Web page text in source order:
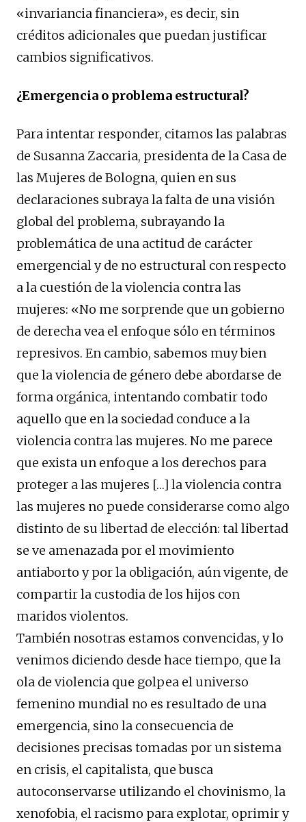
«invariancia financiera», es decir, sin
créditos adicionales que puedan justificar
cambios significativos.
¿Emergencia o problema estructural?
Para intentar responder, citamos las palabras
de Susanna Zaccaria, presidenta de la Casa de
las Mujeres de Bologna, quien en sus
declaraciones subraya la falta de una visión
global del problema, subrayando la
problemática de una actitud de carácter
emergencial y de no estructural con respecto
a la cuestión de la violencia contra las
mujeres: «No me sorprende que un gobierno
de derecha vea el enfoque sólo en términos
represivos. En cambio, sabemos muy bien
que la violencia de género debe abordarse de
forma orgánica, intentando combatir todo
aquello que en la sociedad conduce a la
violencia contra las mujeres. No me parece
que exista un enfoque a los derechos para
proteger a las mujeres […] la violencia contra
las mujeres no puede considerarse como algo
distinto de su libertad de elección: tal libertad
se ve amenazada por el movimiento
antiaborto y por la obligación, aún vigente, de
compartir la custodia de los hijos con
maridos violentos.
También nosotras estamos convencidas, y lo
venimos diciendo desde hace tiempo, que la
ola de violencia que golpea el universo
femenino mundial no es resultado de una
emergencia, sino la consecuencia de
decisiones precisas tomadas por un sistema
en crisis, el capitalista, que busca
autoconservarse utilizando el chovinismo, la
xenofobia, el racismo para explotar, oprimir y